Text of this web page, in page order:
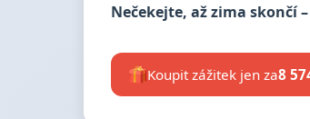
Nečekejte, až zima skončí
Koupit zážitek jen za8